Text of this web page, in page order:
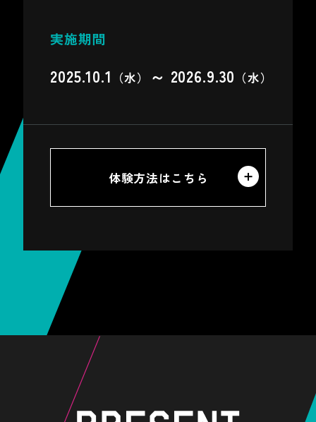
供するアプリケーションです。
ご参加の際は、必ずスマートフォンのGPS
機能をONにしてください。
動で聴こえてきます。
新幹線に乗車中は、ツアーを停止しないで
ください。
※
トンネル内を走行中など、通信が不安定な
場所では、音声を取得できない場合があり
一部音声が取得できなかった等のトラブル
実施期間
2025.10.1 （水） ～ 2026.9.30 （水）
体験方法はこちら
SixTONESのポスターに
記載された
スマートフォンで読み取ると、
画面上に
表示され、SixTONESと一緒に